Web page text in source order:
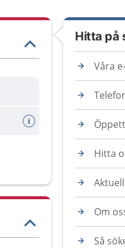
Hitta på
Våra
Hitta
Om
Så